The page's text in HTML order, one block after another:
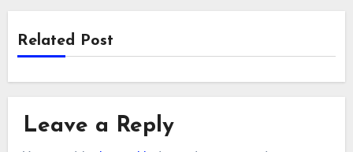
Related Post
Leave a Reply